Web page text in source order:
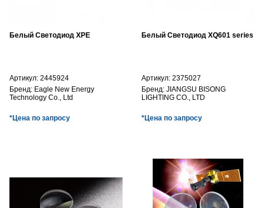
Белый Светодиод XPE
Артикул: 2445924
Бренд: Eagle New Energy
Technology Co., Ltd
*Цена по запросу
Белый Светодиод XQ601 series
Артикул: 2375027
Бренд: JIANGSU BISONG
LIGHTING CO., LTD
*Цена по запросу